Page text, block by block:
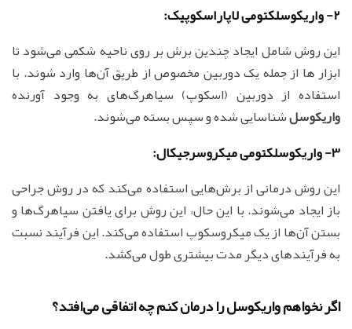
2- واریکوسلکتومی لاپاراسکوپیک:
این روش شامل ایجاد چندین برش بر روی ناحیه شکمی می‌شود تا
ابزار ها از جمله یک دوربین مخصوص از طریق آن‌ها وارد شوند. با
استفاده از دوربین (اسکوپ) سیاهرگ‌های به وجود آورنده
واریکوسلشناسایی شده و سپس بسته می‌شوند.
3- واریکوسلکتومی میکروسرجیکال:
این روش درمانی از برش‌هایی استفاده می‌کند که در روش جراحی
باز ایجاد می‌شوند. با این حال، این روش برای یافتن سیاهرگ‌ها و
بستن آن‌ها از یک میکروسکوپ استفاده می‌کند. این فرآیند نسبت
به فرآیندهای دیگر مدت بیشتری طول می‌کشد.
اگر نخواهم واریکوسل را درمان کنم چه اتفاقی می‌افتد؟